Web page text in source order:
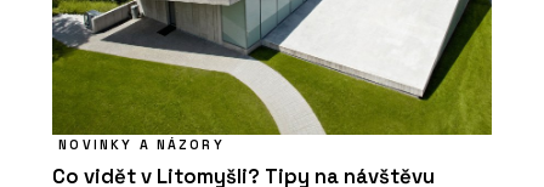
NOVINKY A NÁZORY
Co vidět v Litomyšli? Tipy na návštěvu